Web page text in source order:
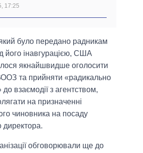
17:25
було передано радникам
його інавгурацією, США
якнайшвидше оголосити
та прийняти «радикально
до взаємодії з агентством,
на призначенні
чиновника на посаду
директора.
обговорювали ще до